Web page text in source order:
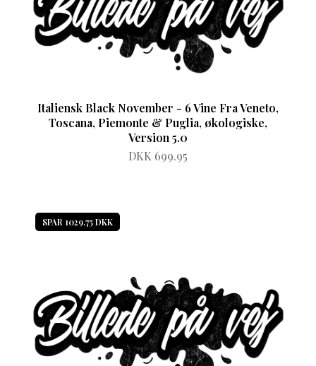
Italiensk Black November - 6 Vine Fra Veneto,
Toscana, Piemonte & Puglia, økologiske,
Version 5.0
DKK 699.95
SPAR 1029.75 DKK